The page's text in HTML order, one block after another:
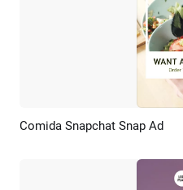
Previsualizar
Comida Snapchat Snap Ad